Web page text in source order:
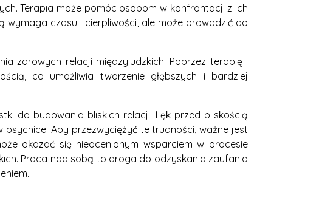
Terapia może pomóc osobom w konfrontacji z ich
czasu i cierpliwości, ale może prowadzić do
zdrowych relacji międzyludzkich. Poprzez terapię i
co umożliwia tworzenie głębszych i bardziej
do budowania bliskich relacji. Lęk przed bliskością
Aby przezwyciężyć te trudności, ważne jest
okazać się nieocenionym wsparciem w procesie
Praca nad sobą to droga do odzyskania zaufania